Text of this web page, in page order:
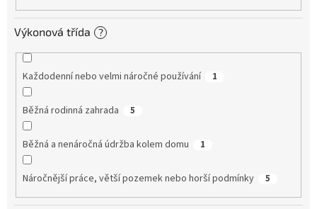
Výkonová třída ?
Každodenní nebo velmi náročné používání 1
Běžná rodinná zahrada 5
Běžná a nenáročná údržba kolem domu 1
Náročnější práce, větší pozemek nebo horší podmínky 5